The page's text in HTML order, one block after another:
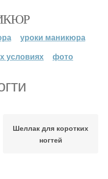
уроки маникюра
условиях
фото
Шеллак для коротких
ногтей